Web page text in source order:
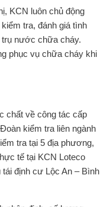
KCN luôn chủ động
tra, đánh giá tình
nước chữa cháy.
phục vụ chữa cháy khi
chất về công tác cấp
kiểm tra liên ngành
tra tại 5 địa phương,
tế tại KCN Loteco
định cư Lộc An – Bình